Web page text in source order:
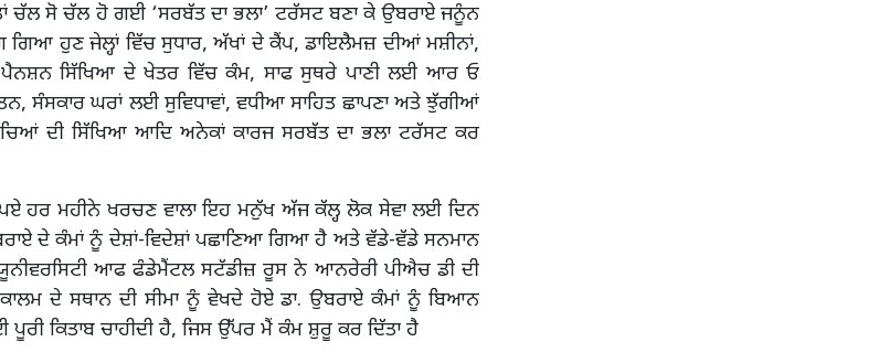
ਚੱਲ ਸੋ ਚੱਲ ਹੋ ਗਈ ‘ਸਰਬੱਤ ਦਾ ਭਲਾ’ ਟਰੱਸਟ ਬਣਾ ਕੇ ਉਬਰਾਏ ਜਨੂੰਨ
ਗਿਆ ਹੁਣ ਜੇਲ੍ਹਾਂ ਵਿੱਚ ਸੁਧਾਰ, ਅੱਖਾਂ ਦੇ ਕੈਂਪ, ਡਾਇਲੈਮਜ਼ ਦੀਆਂ ਮਸ਼ੀਨਾਂ,
ਪੈਨਸ਼ਨ ਸਿੱਖਿਆ ਦੇ ਖੇਤਰ ਵਿੱਚ ਕੰਮ, ਸਾਫ ਸੁਥਰੇ ਪਾਣੀ ਲਈ ਆਰ ਓ
ਸੰਸਕਾਰ ਘਰਾਂ ਲਈ ਸੁਵਿਧਾਵਾਂ, ਵਧੀਆ ਸਾਹਿਤ ਛਾਪਣਾ ਅਤੇ ਝੁੱਗੀਆਂ
ਦੀ ਸਿੱਖਿਆ ਆਦਿ ਅਨੇਕਾਂ ਕਾਰਜ ਸਰਬੱਤ ਦਾ ਭਲਾ ਟਰੱਸਟ ਕਰ
ਹਰ ਮਹੀਨੇ ਖਰਚਣ ਵਾਲਾ ਇਹ ਮਨੁੱਖ ਅੱਜ ਕੱਲ੍ਹ ਲੋਕ ਸੇਵਾ ਲਈ ਦਿਨ
ਦੇ ਕੰਮਾਂ ਨੂੰ ਦੇਸ਼ਾਂ-ਵਿਦੇਸ਼ਾਂ ਪਛਾਣਿਆ ਗਿਆ ਹੈ ਅਤੇ ਵੱਡੇ-ਵੱਡੇ ਸਨਮਾਨ
ਆਫ ਫੰਡੇਮੈਂਟਲ ਸਟੱਡੀਜ਼ ਰੂਸ ਨੇ ਆਨਰੇਰੀ ਪੀਐਚ ਡੀ ਦੀ
ਕਾਲਮ ਦੇ ਸਥਾਨ ਦੀ ਸੀਮਾ ਨੂੰ ਵੇਖਦੇ ਹੋਏ ਡਾ. ਉਬਰਾਏ ਕੰਮਾਂ ਨੂੰ ਬਿਆਨ
ਕਿਤਾਬ ਚਾਹੀਦੀ ਹੈ, ਜਿਸ ਉੱਪਰ ਮੈਂ ਕੰਮ ਸ਼ੁਰੂ ਕਰ ਦਿੱਤਾ ਹੈ